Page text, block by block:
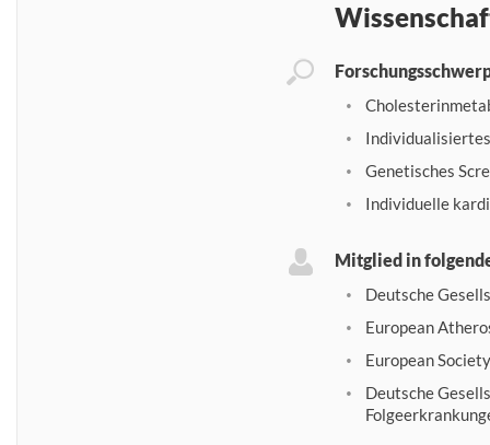
Genetisches
Individuelle
Mitglied in
Deutsche
European
European
Deutsche